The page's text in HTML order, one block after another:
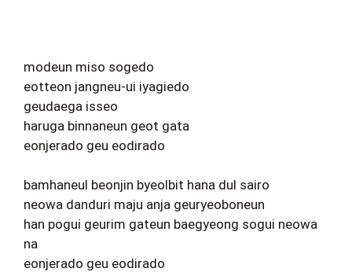
modeun miso sogedo
eotteon jangneu-ui iyagiedo
geudaega isseo
haruga binnaneun geot gata
eonjerado geu eodirado
bamhaneul beonjin byeolbit hana dul sairo
neowa danduri maju anja geuryeoboneun
han pogui geurim gateun baegyeong sogui neowa
na
eonjerado geu eodirado